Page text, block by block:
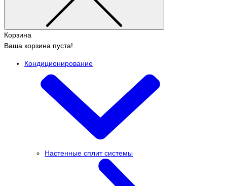
Корзина
Ваша корзина пуста!
Кондиционирование
Настенные сплит системы